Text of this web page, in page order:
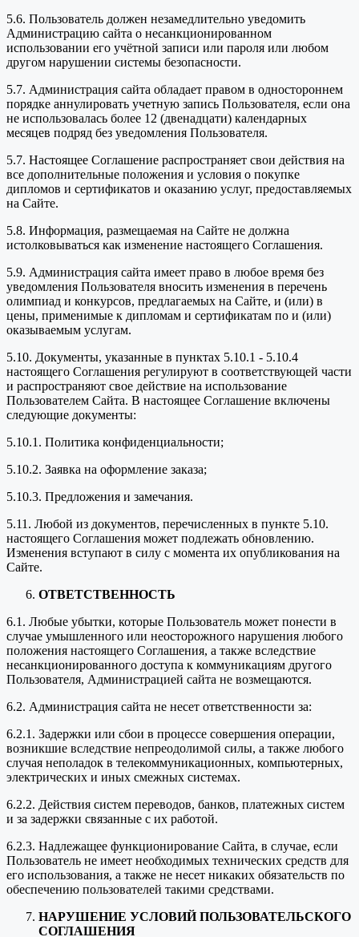
5.6. Пользователь должен незамедлительно уведомить
Администрацию сайта о несанкционированном
использовании его учётной записи или пароля или любом
другом нарушении системы безопасности.
5.7. Администрация сайта обладает правом в одностороннем
порядке аннулировать учетную запись Пользователя, если она
не использовалась более 12 (двенадцати) календарных
месяцев подряд без уведомления Пользователя.
5.7. Настоящее Соглашение распространяет свои действия на
все дополнительные положения и условия о покупке
дипломов и сертификатов и оказанию услуг, предоставляемых
на Сайте.
5.8. Информация, размещаемая на Сайте не должна
истолковываться как изменение настоящего Соглашения.
5.9. Администрация сайта имеет право в любое время без
уведомления Пользователя вносить изменения в перечень
олимпиад и конкурсов, предлагаемых на Сайте, и (или) в
цены, применимые к дипломам и сертификатам по и (или)
оказываемым услугам.
5.10. Документы, указанные в пунктах 5.10.1 - 5.10.4
настоящего Соглашения регулируют в соответствующей части
и распространяют свое действие на использование
Пользователем Сайта. В настоящее Соглашение включены
следующие документы:
5.10.1. Политика конфиденциальности;
5.10.2. Заявка на оформление заказа;
5.10.3. Предложения и замечания.
5.11. Любой из документов, перечисленных в пункте 5.10.
настоящего Соглашения может подлежать обновлению.
Изменения вступают в силу с момента их опубликования на
Сайте.
ОТВЕТСТВЕННОСТЬ
6.1. Любые убытки, которые Пользователь может понести в
случае умышленного или неосторожного нарушения любого
положения настоящего Соглашения, а также вследствие
несанкционированного доступа к коммуникациям другого
Пользователя, Администрацией сайта не возмещаются.
6.2. Администрация сайта не несет ответственности за:
6.2.1. Задержки или сбои в процессе совершения операции,
возникшие вследствие непреодолимой силы, а также любого
случая неполадок в телекоммуникационных, компьютерных,
электрических и иных смежных системах.
6.2.2. Действия систем переводов, банков, платежных систем
и за задержки связанные с их работой.
6.2.3. Надлежащее функционирование Сайта, в случае, если
Пользователь не имеет необходимых технических средств для
его использования, а также не несет никаких обязательств по
обеспечению пользователей такими средствами.
НАРУШЕНИЕ УСЛОВИЙ ПОЛЬЗОВАТЕЛЬСКОГО
СОГЛАШЕНИЯ